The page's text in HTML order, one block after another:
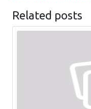
Related posts